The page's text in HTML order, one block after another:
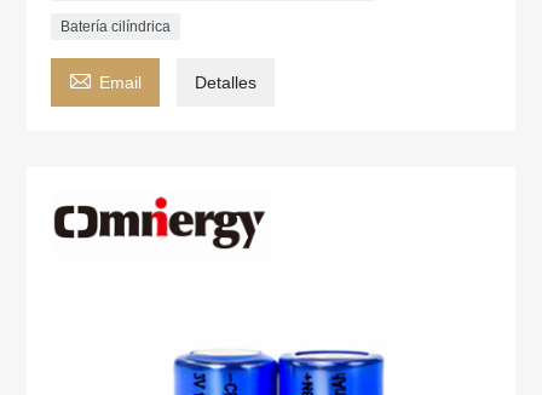
Batería cilíndrica
 Email Detalles